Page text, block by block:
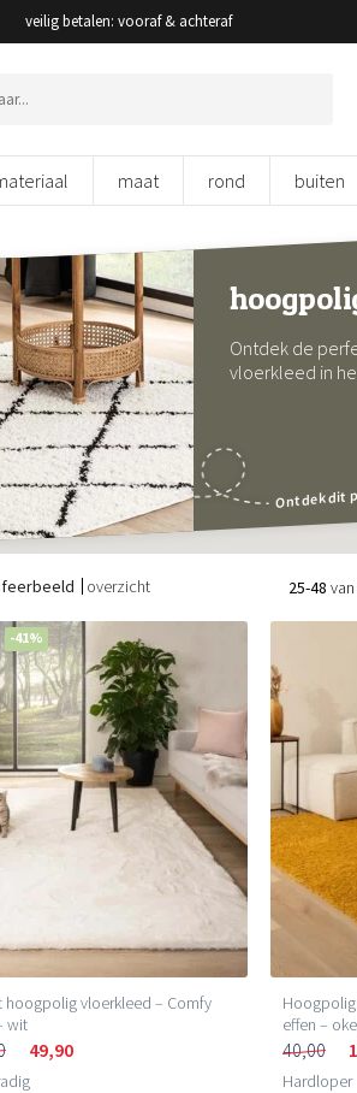
veilig betalen: vooraf & achteraf
maat rond buiten
Ontdek de
vloerkleed in
Ontdek dit
overzicht 25-48 van
-41%
hoogpolig vloerkleed – Comfy
wit
49,90
Hoogpolig
effen –
40,00
Hardloper